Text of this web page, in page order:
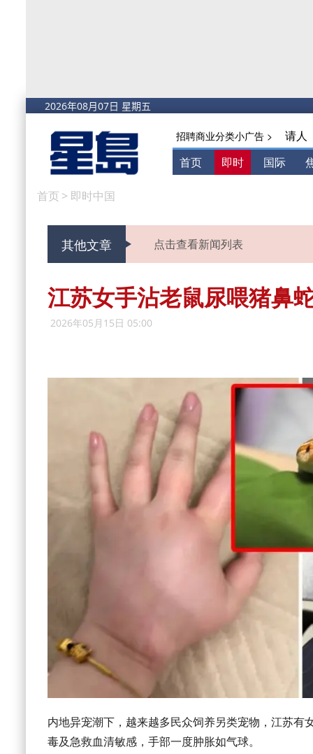
招聘商业分类小广告 >
请人
首页
即时 国际
首页 > 即时中国
其他文章 点击查看新闻列表
江苏女手沾老鼠尿喂猪鼻
2026年05月15日 05:00
内地异宠潮下，越来越多民众饲养另类宠物，江苏
毒及急救血清敏感，手部一度肿胀如气球。